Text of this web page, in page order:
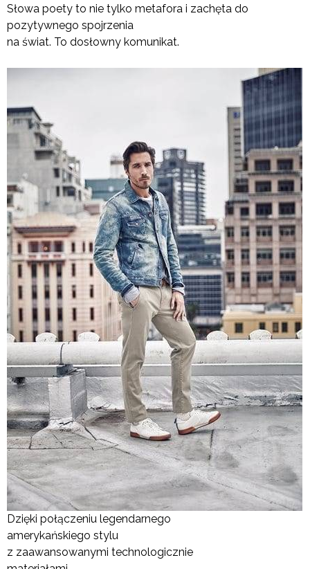
Słowa poety to nie tylko metafora i zachęta do
pozytywnego spojrzenia
na świat. To dosłowny komunikat.
Dzięki połączeniu legendarnego
amerykańskiego stylu
z zaawansowanymi technologicznie